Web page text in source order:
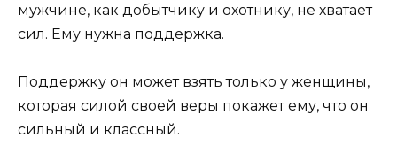
мужчине, как добытчику и охотнику, не хватает
сил. Ему нужна поддержка.
Поддержку он может взять только у женщины,
которая силой своей веры покажет ему, что он
сильный и классный.